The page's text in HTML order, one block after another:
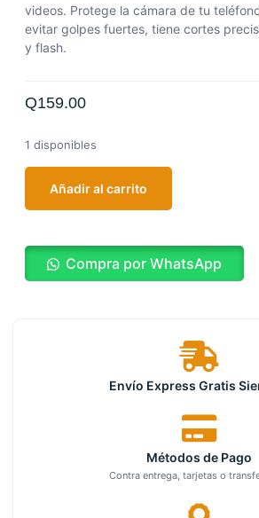
videos. Protege la cámara de tu
evitar golpes fuertes, tiene cortes
y flash.
Q159.00
1 disponibles
Añadir al carrito
Compra por WhatsApp
Envío Express Gratis
Métodos de Pago
Contra entrega, tarjetas o